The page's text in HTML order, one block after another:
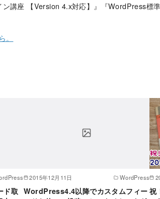
講座 【Version 4.x対応】』『WordPress標
ド取
2015年12月11日 WordPress
WordPress4.4以降でカスタムフィー 祝